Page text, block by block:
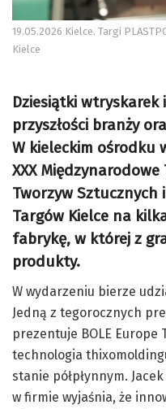
19.05.2026 Kielce. Targi
Kielce
Dziesiątki wtryskarek
przyszłości branży
W kieleckim ośrodku
XXX
Tworzyw Sztucznych
Targów Kielce na
fabrykę, w której z
produkty.
W wydarzeniu bierze
Jedną z tegorocznych
prezentuje BOLE Europe
technologia
stanie półpłynnym.
w firmie wyjaśnia, że